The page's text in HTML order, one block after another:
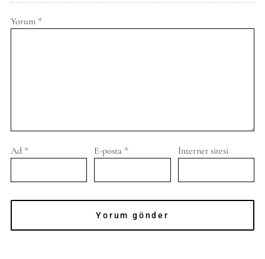
Yorum *
Ad * E-posta * İnternet sitesi